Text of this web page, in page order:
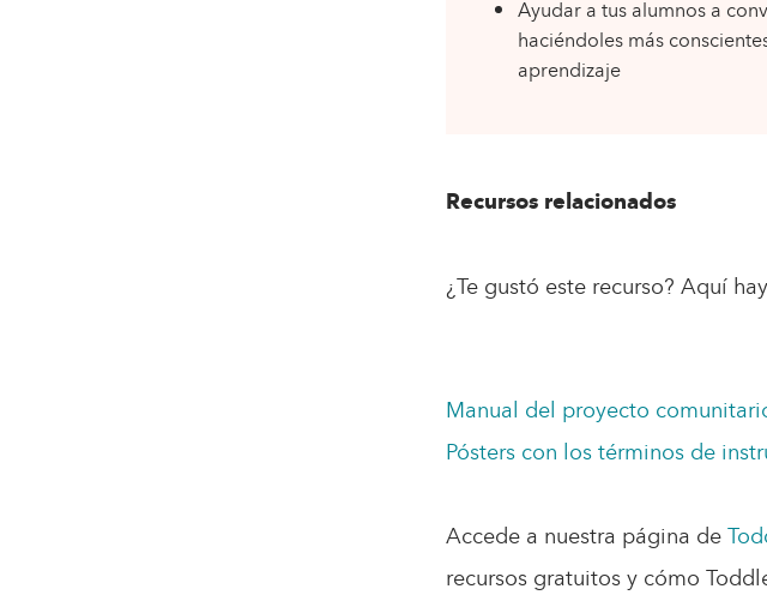
Ayudar a tus alumnos a
haciéndoles más
aprendizaje
Recursos relacionados
¿Te gustó este recurso? Aquí
Manual del proyecto
Pósters con los términos de
Accede a nuestra página de
recursos gratuitos y cómo